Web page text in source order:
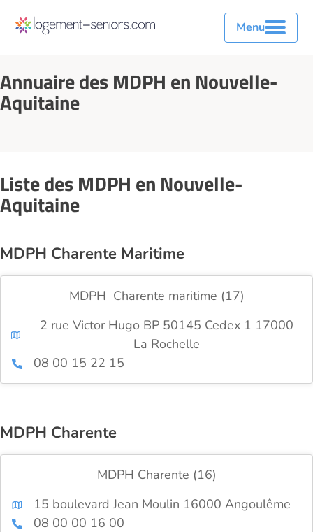
Menu
Annuaire des MDPH en Nouvelle-
Aquitaine
Liste des MDPH en Nouvelle-
Aquitaine
MDPH Charente Maritime
MDPH Charente maritime (17)
2 rue Victor Hugo BP 50145 Cedex 1 17000
La Rochelle
08 00 15 22 15
MDPH Charente
MDPH Charente (16)
15 boulevard Jean Moulin 16000 Angoulême
08 00 00 16 00